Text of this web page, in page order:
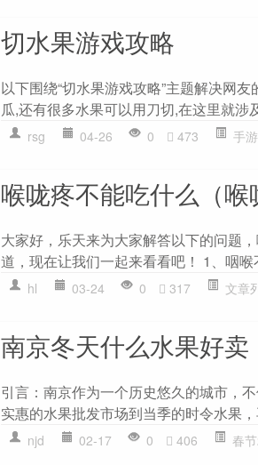
切水果游戏攻略
以下围绕“切水果游戏攻略”主题解决网
瓜,还有很多水果可以用刀切,在这里就涉
rsg 04-26 0 473 手
喉咙疼不能吃什么（喉
大家好，乐天来为大家解答以下的问题
道，现在让我们一起来看看吧！ 1、咽
hl 03-24 0 317 文章
南京冬天什么水果好卖
引言：南京作为一个历史悠久的城市，
实惠的水果批发市场到当季的时令水果
njd 02-17 0 406 春